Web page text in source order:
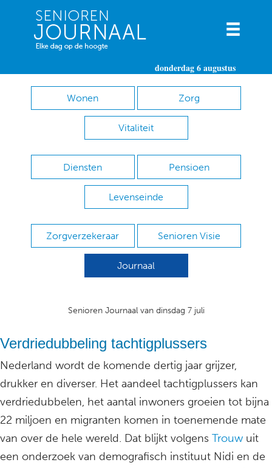
donderdag 6 augustus
Wonen Zorg
Vitaliteit
Diensten Pensioen
Levenseinde
Zorgverzekeraar Senioren Visie
Journaal
Senioren Journaal van dinsdag 7 juli
Verdriedubbeling tachtigplussers
Nederland wordt de komende dertig jaar grijzer,
drukker en diverser. Het aandeel tachtigplussers kan
verdriedubbelen, het aantal inwoners groeien tot bijna
22 miljoen en migranten komen in toenemende mate
van over de hele wereld. Dat blijkt volgens Trouw uit
een onderzoek van demografisch instituut Nidi en de